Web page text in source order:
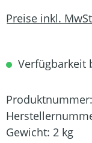
Preise inkl.
Verfügbarkeit
Produktnummer:
Gewicht: 2 kg